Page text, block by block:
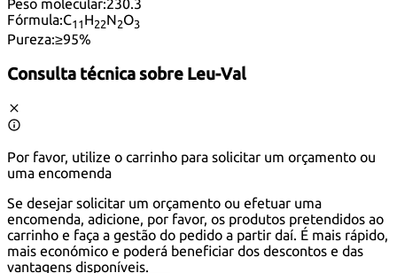
Peso molecular:230.3
Fórmula:C11 H22N2O3
Pureza:≥95%
Consulta técnica sobre Leu-Val
Por favor, utilize o carrinho para solicitar um orçamento ou
uma encomenda
Se desejar solicitar um orçamento ou efetuar uma
encomenda, adicione, por favor, os produtos pretendidos ao
carrinho e faça a gestão do pedido a partir daí. É mais rápido,
mais económico e poderá beneficiar dos descontos e das
vantagens disponíveis.